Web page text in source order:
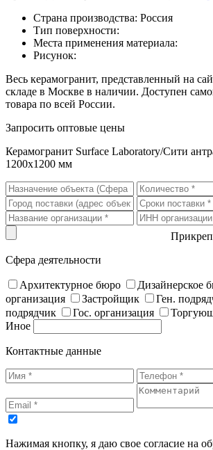
Страна производства: Россия
Тип поверхности:
Места применения материала:
Рисунок:
Весь керамогранит, представленный на
складе в Москве в наличии. Доступен
товара по всей России.
Запросить оптовые цены
Керамогранит Surface Laboratory/Сити
1200х1200 мм
Сфера деятельности
Архитектурное бюро Дизайнерское
организация
Застройщик Ген.
подрядчик
Гос. организация
Иное
Контактные данные
Нажимая кнопку, я даю свое согласие на